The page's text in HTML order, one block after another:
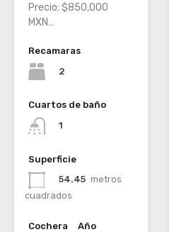
Precio: $850,000
MXN…
Recamaras
2
Cuartos de baño
1
Superficie
54.45 metros
cuadrados
Cochera
Año